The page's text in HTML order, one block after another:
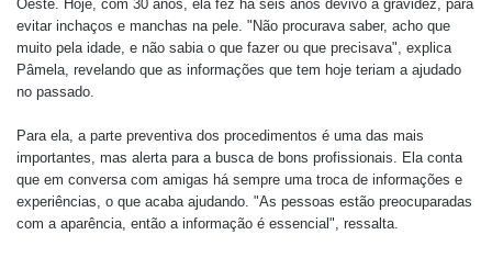
Oeste. Hoje, com 30 anos, ela fez há seis anos devivo a gravidez, para
evitar inchaços e manchas na pele. "Não procurava saber, acho que
muito pela idade, e não sabia o que fazer ou que precisava", explica
Pâmela, revelando que as informações que tem hoje teriam a ajudado
no passado.
Para ela, a parte preventiva dos procedimentos é uma das mais
importantes, mas alerta para a busca de bons profissionais. Ela conta
que em conversa com amigas há sempre uma troca de informações e
experiências, o que acaba ajudando. "As pessoas estão preocuparadas
com a aparência, então a informação é essencial", ressalta.